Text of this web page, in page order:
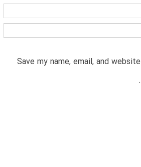
Save my name, email, and